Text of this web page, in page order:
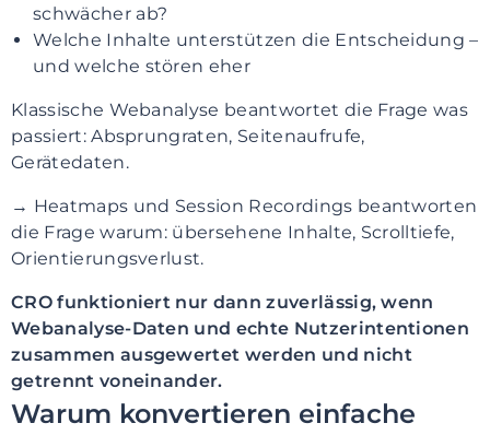
schwächer ab?
Welche Inhalte unterstützen die Entscheidung –
und welche stören eher
Klassische Webanalyse beantwortet die Frage was
passiert: Absprungraten, Seitenaufrufe,
Gerätedaten.
→ Heatmaps und Session Recordings beantworten
die Frage warum: übersehene Inhalte, Scrolltiefe,
Orientierungsverlust.
CRO funktioniert nur dann zuverlässig, wenn
Webanalyse-Daten und echte Nutzerintentionen
zusammen ausgewertet werden und nicht
getrennt voneinander.
Warum konvertieren einfache